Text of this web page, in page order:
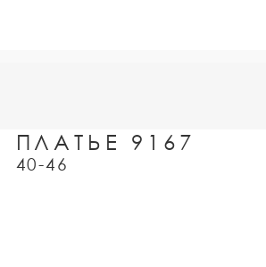
ПЛАТЬЕ 9167
40-46